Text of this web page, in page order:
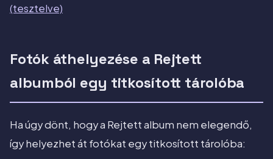
(tesztelve)
Fotók áthelyezése a Rejtett
albumból egy titkosított tárolóba
Ha úgy dönt, hogy a Rejtett album nem elegendő,
így helyezhet át fotókat egy titkosított tárolóba: